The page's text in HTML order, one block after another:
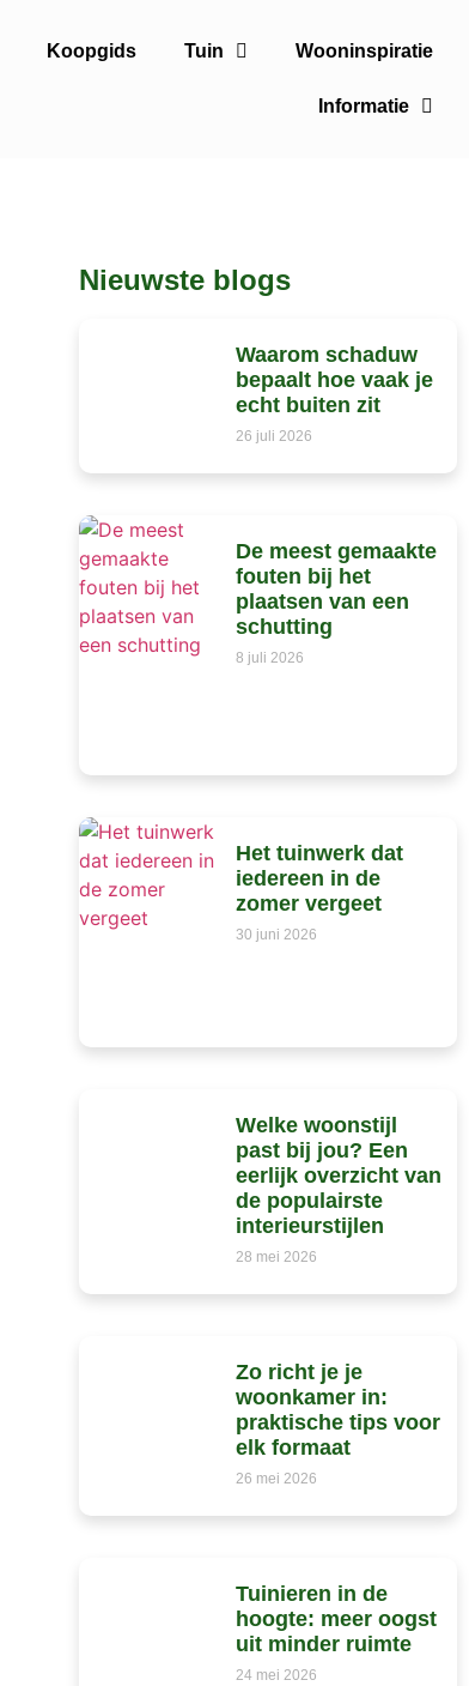
Koopgids Tuin Wooninspiratie
Informatie
Nieuwste blogs
Waarom schaduw
bepaalt hoe vaak je
echt buiten zit
26 juli 2026
De meest gemaakte
fouten bij het
plaatsen van een
schutting
8 juli 2026
Het tuinwerk dat
iedereen in de
zomer vergeet
30 juni 2026
Welke woonstijl
past bij jou? Een
eerlijk overzicht van
de populairste
interieurstijlen
28 mei 2026
Zo richt je je
woonkamer in:
praktische tips voor
elk formaat
26 mei 2026
Tuinieren in de
hoogte: meer oogst
uit minder ruimte
24 mei 2026